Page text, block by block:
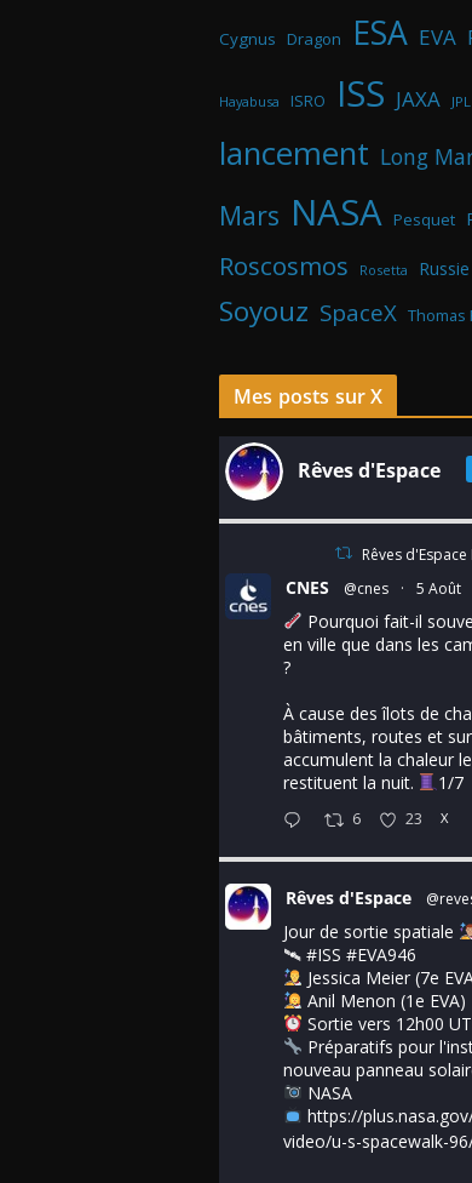
Cygnus Dragon ESA EVA
Hayabusa ISRO ISS JAXA JPL
lancement Long
Mars NASA Pesquet
Roscosmos Rosetta Russie
Soyouz SpaceX Thomas
Mes posts sur X
Rêves d'Espace
Rêves d'Espace
CNES @cnes · 5 Août
Pourquoi fait-il
en ville que dans les
?
À cause des îlots de
bâtiments, routes et
accumulent la chaleur
restituent la nuit.
1/7
6 23 X
Rêves d'Espace
Jour de sortie spatiale
🛰 #ISS #EVA946
Jessica Meier (7e
Anil Menon (1e EVA)
Sortie vers 12h00
Préparatifs pour
nouveau panneau
NASA
https://
video/u-s-spacewalk-